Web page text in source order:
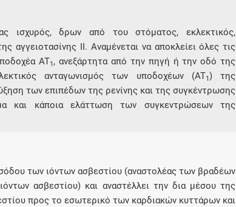
ισχυρός, δρων από του στόματος, εκλεκτικός,
αγγειοτασίνης ΙΙ. Αναμένεται να αποκλείει όλες τις
AT1, ανεξάρτητα από την πηγή ή την οδό της
ανταγωνισμός των υποδοχέων (AT1) της
των επιπέδων της ρενίνης και της συγκέντρωσης
και κάποια ελάττωση των συγκεντρώσεων της
των ιόντων ασβεστίου (αναστολέας των βραδέων
ασβεστίου) και αναστέλλει την δια μέσου της
προς το εσωτερικό των καρδιακών κυττάρων και